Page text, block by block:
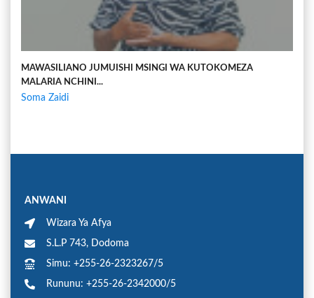
MAWASILIANO JUMUISHI MSINGI WA KUTOKOMEZA
MALARIA NCHINI...
Soma Zaidi
ANWANI
Wizara Ya Afya
S.L.P 743, Dodoma
Simu: +255-26-2323267/5
Rununu: +255-26-2342000/5